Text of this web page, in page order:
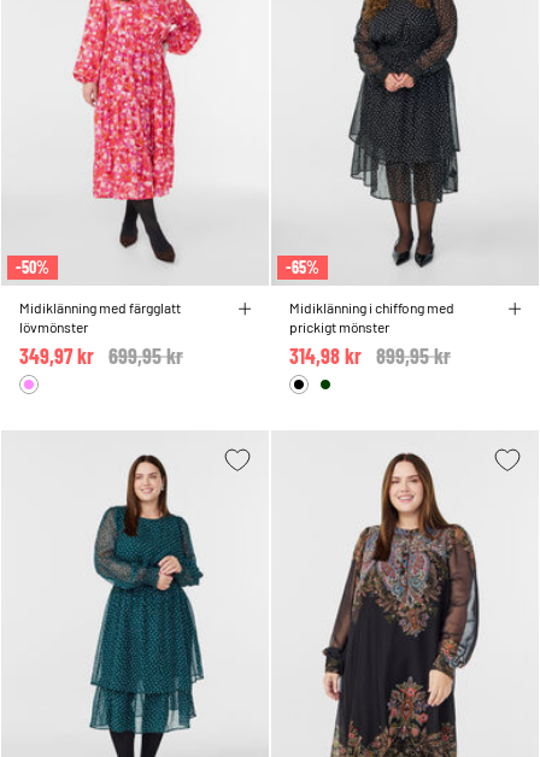
-50%
Midiklänning med färgglatt
lövmönster
Price reduced from
699,95 kr
349,97 kr
-65%
Midiklänning i chiffong med
prickigt mönster
Price reduced from
899,95 kr
314,98 kr